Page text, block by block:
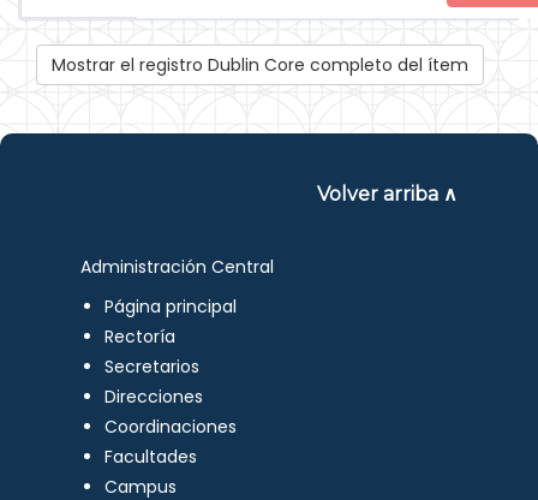
Mostrar el registro Dublin Core completo del ítem
Volver arriba ∧
Administración Central
Página principal
Rectoría
Secretarios
Direcciones
Coordinaciones
Facultades
Campus